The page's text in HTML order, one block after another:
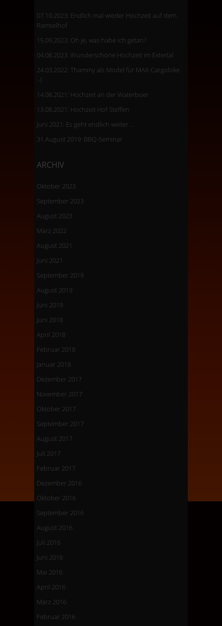
07.10.2023: Endlich mal wieder Hochzeit auf dem
Ramselhof
15.09.2023: Oh je, was habe ich getan?
04.08.2023: Wunderschöne Hochzeit im Extertal
24.03.2022: Thammy als Model für MAX-Cargobike
:-)
14.08.2021: Hochzeit an der Waterboer
13.08.2021: Hochzeit Hof Steffen
Juni 2021: Es geht endlich weiter …
31.August 2019: BBQ-Seminar
ARCHIV
Oktober 2023
September 2023
August 2023
März 2022
August 2021
Juni 2021
September 2019
August 2019
Juni 2019
Juni 2018
April 2018
Februar 2018
Januar 2018
Dezember 2017
November 2017
Oktober 2017
September 2017
August 2017
Juli 2017
Februar 2017
Dezember 2016
Oktober 2016
September 2016
August 2016
Juli 2016
Juni 2016
Mai 2016
April 2016
März 2016
Februar 2016